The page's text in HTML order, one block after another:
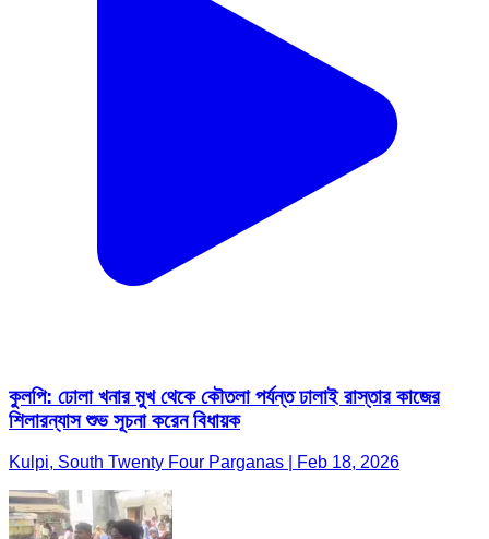
কুলপি: ঢোলা খনার মুখ থেকে কৌতলা পর্যন্ত ঢালাই রাস্তার কাজের
শিলারন্যাস শুভ সূচনা করেন বিধায়ক
Kulpi, South Twenty Four Parganas | Feb 18, 2026